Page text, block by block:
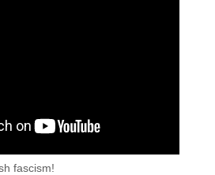
fascism!